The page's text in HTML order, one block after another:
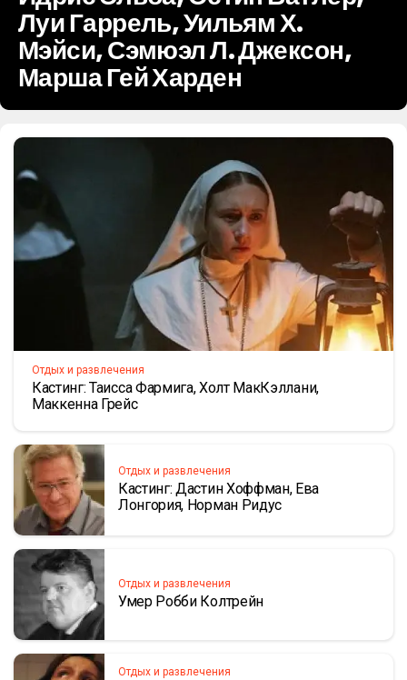
Луи Гаррель, Уильям Х.
Мэйси, Сэмюэл Л. Джексон,
Марша Гей Харден
Отдых и развлечения
Кастинг: Таисса Фармига, Холт МакКэллани,
Маккенна Грейс
Отдых и развлечения
Кастинг: Дастин Хоффман, Ева
Лонгория, Норман Ридус
Отдых и развлечения
Умер Робби Колтрейн
Отдых и развлечения